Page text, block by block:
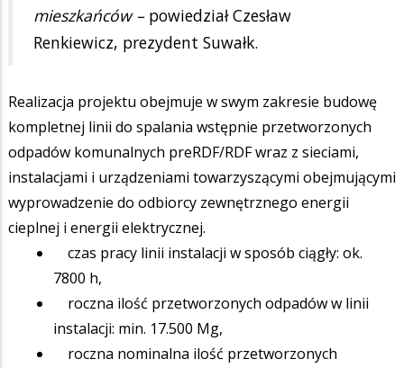
mieszkańców –powiedział Czesław
Renkiewicz, prezydent Suwałk.
Realizacja projektu obejmuje w swym zakresie budowę
kompletnej linii do spalania wstępnie przetworzonych
odpadów komunalnych preRDF/RDF wraz z sieciami,
instalacjami i urządzeniami towarzyszącymi obejmującymi
wyprowadzenie do odbiorcy zewnętrznego energii
cieplnej i energii elektrycznej.
czas pracy linii instalacji w sposób ciągły: ok.
7800 h,
roczna ilość przetworzonych odpadów w linii
instalacji: min. 17.500 Mg,
roczna nominalna ilość przetworzonych